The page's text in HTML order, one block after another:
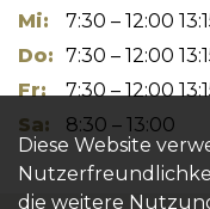
Diese Website
die weitere
Mi:
7:30 – 12:00
Do: 7:30 – 12:00
Fr:
7:30 – 12:00
Sa:
8:30 – 13:00